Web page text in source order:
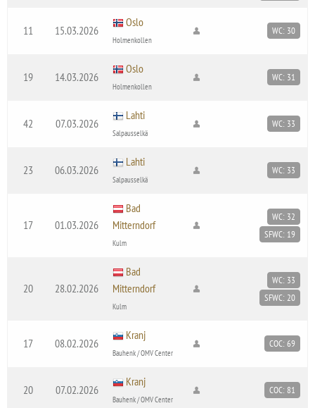
11 15.03.2026
Oslo
Holmenkollen
WC: 30
19 14.03.2026
Oslo
Holmenkollen
WC: 31
42 07.03.2026
Lahti
Salpausselkä
WC: 33
23 06.03.2026
Lahti
Salpausselkä
WC: 33
17 01.03.2026
Bad
Mitterndorf
Kulm
WC: 32
SFWC: 19
20 28.02.2026
Bad
Mitterndorf
Kulm
WC: 33
SFWC: 20
17 08.02.2026
Kranj
Bauhenk / OMV Center
COC: 69
20 07.02.2026
Kranj
Bauhenk / OMV Center
COC: 81